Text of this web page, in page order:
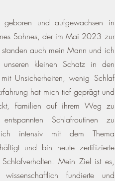
und aufgewachsen in
Sohnes, der im Mai 2023 zur
auch mein Mann und ich
unseren kleinen Schatz in den
Unsicherheiten, wenig Schlaf
hat mich tief geprägt und
Familien auf ihrem Weg zu
Schlafroutinen zu
intensiv mit dem Thema
und bin heute zertifizierte
Schlafverhalten. Mein Ziel ist es,
fundierte und